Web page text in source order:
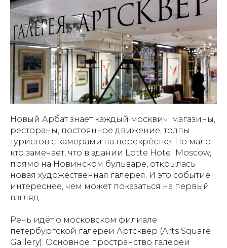
Новый Арбат знает каждый москвич: магазины,
рестораны, постоянное движение, толпы
туристов с камерами на перекрёстке. Но мало
кто замечает, что в здании Lotte Hotel Moscow,
прямо на Новинском бульваре, открылась
новая художественная галерея. И это событие
интереснее, чем может показаться на первый
взгляд.
Речь идёт о московском филиале
петербургской галереи Артсквер (Arts Square
Gallery). Основное пространство галереи